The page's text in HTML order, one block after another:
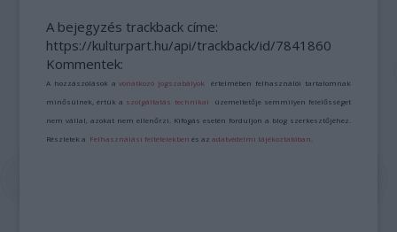
A bejegyzés trackback címe:
https://kulturpart.hu/api/trackback/id/7841860
Kommentek:
A hozzászólások avonatkozó jogszabályok értelmében felhasználói tartalomnak
minősülnek, értük a szolgáltatás technikai üzemeltetője semmilyen felelősséget
nem vállal, azokat nem ellenőrzi. Kifogás esetén forduljon a blog szerkesztőjéhez.
Részletek a Felhasználási feltételekben és azadatvédelmi tájékoztatóban